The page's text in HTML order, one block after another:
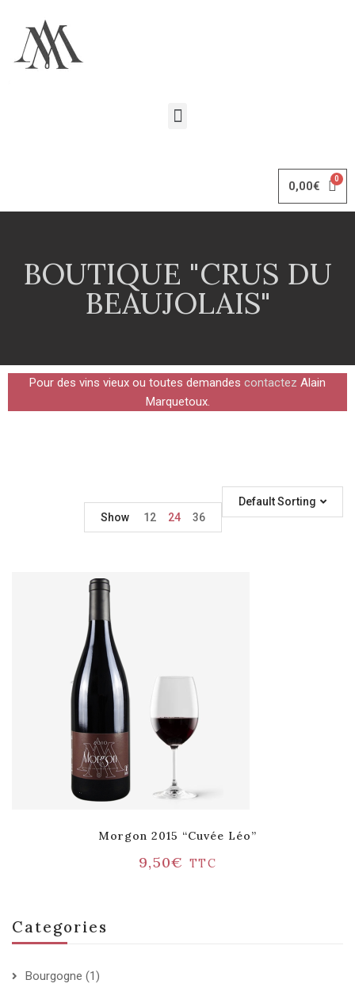
0,00€
BOUTIQUE "CRUS DU
BEAUJOLAIS"
Pour des vins vieux ou toutes demandes contactez Alain
Marquetoux.
Categories
Bourgogne (1)
Default Sorting
Show
12 24 36
Morgon 2015 “Cuvée Léo”
9,50€ TTC